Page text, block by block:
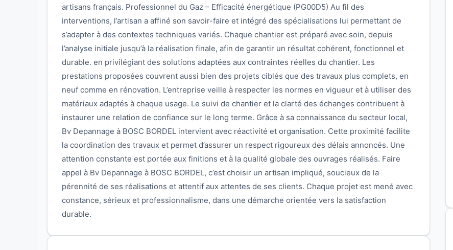
artisans français. Professionnel du Gaz – Efficacité énergétique (PG00D5) Au fil des
interventions, l’artisan a affiné son savoir-faire et intégré des spécialisations lui permettant de
s’adapter à des contextes techniques variés. Chaque chantier est préparé avec soin, depuis
l’analyse initiale jusqu’à la réalisation finale, afin de garantir un résultat cohérent, fonctionnel et
durable. en privilégiant des solutions adaptées aux contraintes réelles du chantier. Les
prestations proposées couvrent aussi bien des projets ciblés que des travaux plus complets, en
neuf comme en rénovation. L’entreprise veille à respecter les normes en vigueur et à utiliser des
matériaux adaptés à chaque usage. Le suivi de chantier et la clarté des échanges contribuent à
instaurer une relation de confiance sur le long terme. Grâce à sa connaissance du secteur local,
Bv Depannage à BOSC BORDEL intervient avec réactivité et organisation. Cette proximité facilite
la coordination des travaux et permet d’assurer un respect rigoureux des délais annoncés. Une
attention constante est portée aux finitions et à la qualité globale des ouvrages réalisés. Faire
appel à Bv Depannage à BOSC BORDEL, c’est choisir un artisan impliqué, soucieux de la
pérennité de ses réalisations et attentif aux attentes de ses clients. Chaque projet est mené avec
constance, sérieux et professionnalisme, dans une démarche orientée vers la satisfaction
durable.